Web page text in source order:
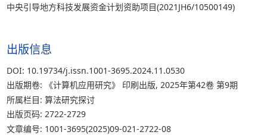
中央引导地方科技发展资金计划资助项目(2021JH6/10500149)
出版信息
DOI: 10.19734/j.issn.1001-3695.2024.11.0530
出版期卷: 《计算机应用研究》 印刷出版, 2025年第42卷 第9期
所属栏目: 算法研究探讨
出版页码: 2722-2729
文章编号: 1001-3695(2025)09-021-2722-08